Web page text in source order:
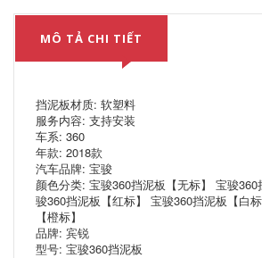
MÔ TẢ CHI TIẾT
挡泥板材质: 软塑料
服务内容: 支持安装
车系: 360
年款: 2018款
汽车品牌: 宝骏
颜色分类: 宝骏360挡泥板【无标】 宝骏
骏360挡泥板【红标】 宝骏360挡泥板【白
【橙标】
品牌: 宾锐
型号: 宝骏360挡泥板